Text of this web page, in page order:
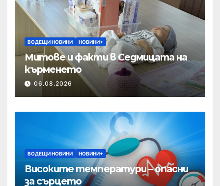
ВОДЕЩИ НОВИНИ НОВИНИ+
Митове и факти в Седмицата на
кърменето
06.08.2026
ВОДЕЩИ НОВИНИ НОВИНИ+
Високите температури – опасни
за сърцето